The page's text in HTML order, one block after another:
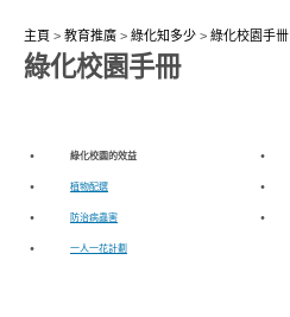
主頁 > 教育推廣 > 綠化知多少 > 綠化校園手卌
綠化校園手冊
• 綠化校園的效益 •
• 植物配選 •
• 防治病蟲害 •
• 一人一花計劃